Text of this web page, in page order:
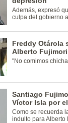
Además, expresó
culpa del gobierno
Freddy Otárola
Alberto
"No comimos
Santiago
Víctor Isla por
Como se recuerda
indulto para Alberto